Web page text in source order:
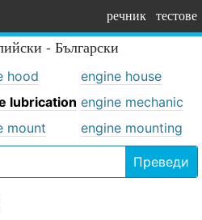
речник тестове
- Български
hood
engine house
lubrication engine mechanic
mount engine mounting
Преведи